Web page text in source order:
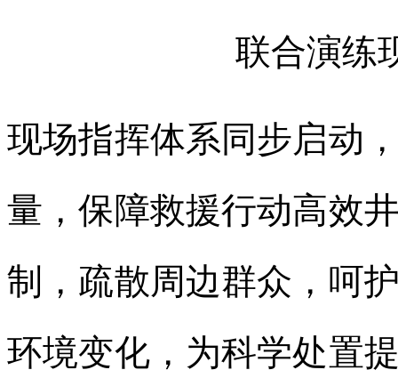
联合演练
现场指挥体系同步启动
量，保障救援行动高效
制，疏散周边群众，呵
环境变化，为科学处置